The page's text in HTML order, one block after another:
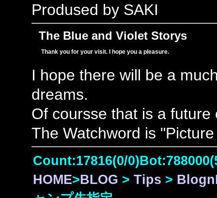
Prodused by SAKI
The Blue and Violet Storys
Thank you for your visit. I hope you a pleasure.
I hope there will be a
dreams.
Of coursse that is a future
The Watchword is
Count:17816(0/
HOME>BLOG > Tips >